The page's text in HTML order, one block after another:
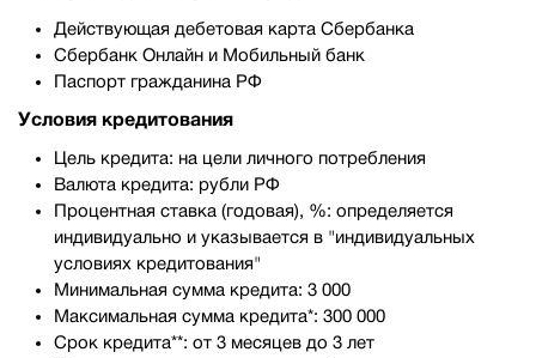
Действующая дебетовая карта Сбербанка
Сбербанк Онлайн и Мобильный банк
Паспорт гражданина РФ
Условия кредитования
Цель кредита: на цели личного потребления
Валюта кредита: рубли РФ
Процентная ставка (годовая), %: определяется
индивидуально и указывается в "индивидуальных
условиях кредитования"
Минимальная сумма кредита: 3 000
Максимальная сумма кредита*: 300 000
Срок кредита**: от 3 месяцев до 3 лет